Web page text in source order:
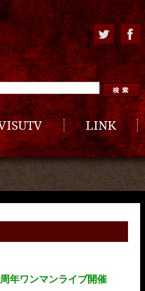
LINK
年ワンマンライブ開催